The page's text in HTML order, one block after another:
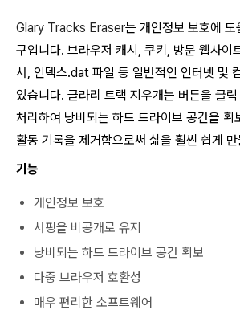
Glary Tracks Eraser는 개인정보 보호에
구입니다. 브라우저 캐시, 쿠키, 방문 웹사이
서, 인덱스.dat 파일 등 일반적인 인터넷 및
있습니다. 글라리 트랙 지우개는 버튼을 클
처리하여 낭비되는 하드 드라이브 공간을 확
활동 기록을 제거함으로써 삶을 훨씬 쉽게
기능
개인정보 보호
서핑을 비공개로 유지
낭비되는 하드 드라이브 공간 확보
다중 브라우저 호환성
매우 편리한 소프트웨어